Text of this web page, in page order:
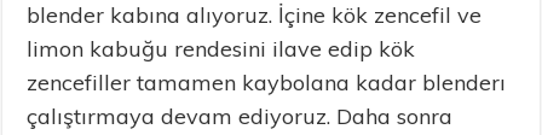
blender kabına alıyoruz. İçine kök zencefil ve
limon kabuğu rendesini ilave edip kök
zencefiller tamamen kaybolana kadar blenderı
çalıştırmaya devam ediyoruz. Daha sonra